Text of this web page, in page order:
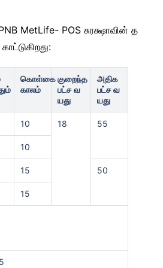
MetLife- POS சுரக்ஷாவின் த
கொள்கை
காலம்
குறைந்த
பட்ச வ
யது
அதிக
பட்ச வ
யது
10 18 55
10
15 50
15